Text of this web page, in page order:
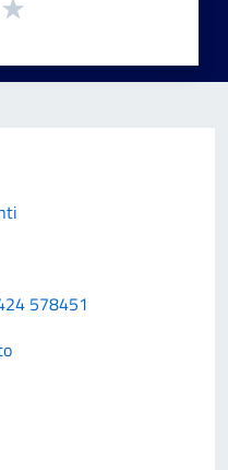
578451